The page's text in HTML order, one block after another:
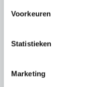
Voorkeuren
Statistieken
Marketing
Ik ben mijn
vergeten
deze
mailadres?
U heeft een